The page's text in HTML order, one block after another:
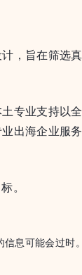
，旨在筛选
专业支持以
出海企业服
。
信息可能会过